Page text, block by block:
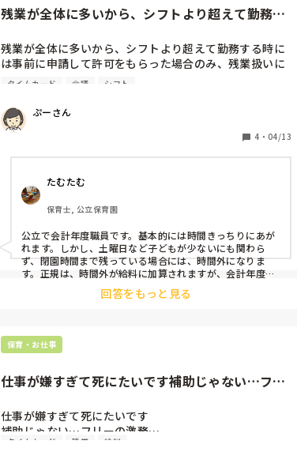
残業が全体に多いから、シフトより超えて勤務す
残業が全体に多いから、シフトより超えて勤務する時に
は事前に申請して許可をもらった場合のみ、残業扱いに
なりました。
っと残ることや会議が長引いて時間で帰れないことは
多々あると思うのですが、みなさんシフト通りにすぐに
で、勤務時間より長く働いてタイムカードを押しても、
時間通りに帰ったように後で修正しています。
時間通り帰れるからパートを選んだのに、なんだかな
ぁ…ともやもやしてしまっていますが、パートでも30
分〜1時間程度のサービス残業はみなさんされているの
でしょうか？
タイムカード 会議 シフト
ぷーさん
4 ・ 04/13
たむたむ
保育士, 公立保育園
公立で会計年度職員です。基本的には時間きっちりにあが
れます。しかし、土曜日など子どもが少ないにも関わら
ず、閉園時間まで残っている場合には、時間外になりま
す。正規は、時間外が給料に加算されますが、会計年度は
給料ではなく、他の日に超過時間分早くあがるようになっ
回答をもっと見る
保育・お仕事
仕事が嫌すぎて死にたいです補助じゃない…フリ
仕事が嫌すぎて死にたいです
補助じゃない…フリーの激務…
タイムカード 残業 給料